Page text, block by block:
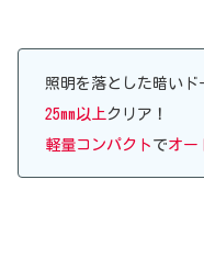
照明を落とした暗いド
25mm以上 クリア！
軽量コンパクト でオー